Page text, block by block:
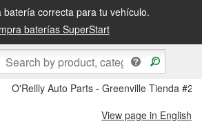
batería correcta para tu vehículo.
baterías SuperStart
al día siguiente o recógela en la tienda
O'Reilly Auto Parts - Greenville Tienda
View page in English